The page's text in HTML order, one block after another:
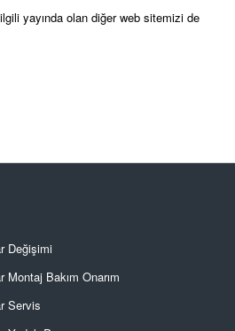
yayında olan diğer web sitemizi de
Değişimi
Bakım Onarım
Servis